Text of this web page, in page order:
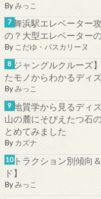
By みっこ
【舞浜駅エレベーター
の？大型エレベーター
By こだゆ・パスカリーヌ
【ジャングルクルーズ
たモノからわかるディ
Byみっこ
【地質学から見るディ
山の麓にそびえたつ石
とめてみました
By カズナ
アトラクション別傾向
ド】
Byみっこ